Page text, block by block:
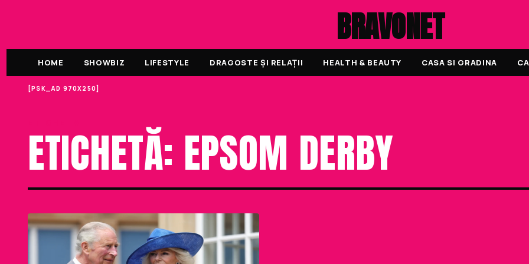
BRAVONET
HOME SHOWBIZ LIFESTYLE DRAGOSTE ȘI RELAȚII HEALTH & BEAUTY CASA SI GRADINA
[PSK_AD 970X250]
ETICHETĂ: EPSOM DERBY